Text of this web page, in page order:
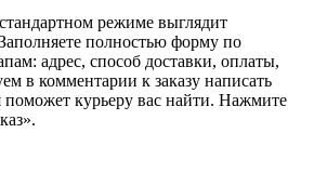
режиме выглядит
полностью форму по
адрес, способ доставки, оплаты,
в комментарии к заказу написать
курьеру вас найти. Нажмите